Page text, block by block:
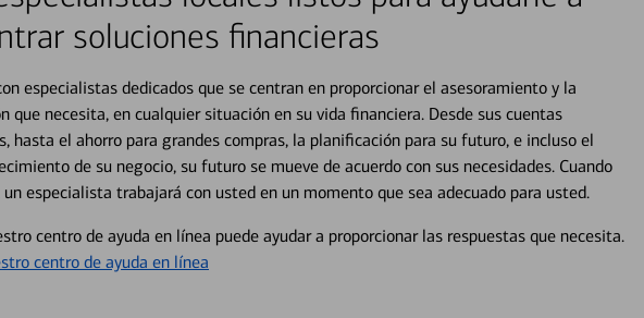
soluciones financieras
especialistas dedicados que se centran en proporcionar el asesoramiento y la
que necesita, en cualquier situación en su vida financiera. Desde sus cuentas
hasta el ahorro para grandes compras, la planificación para su futuro, e incluso el
de su negocio, su futuro se mueve de acuerdo con sus necesidades. Cuando
especialista trabajará con usted en un momento que sea adecuado para usted.
centro de ayuda en línea puede ayudar a proporcionar las respuestas que necesita.
centro de ayuda en línea